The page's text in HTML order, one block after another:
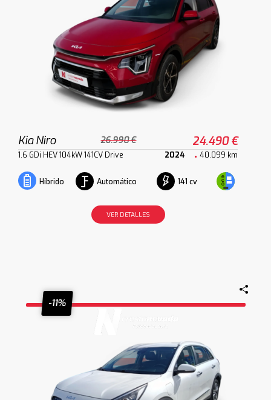
Kia Niro 26.990 € 24.490 €
1.6 GDi HEV 104kW 141CV Drive 2024 40.099 km
Híbrido Automático 141 cv
VER DETALLES
-11%